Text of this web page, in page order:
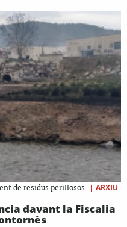
de residus perillosos | ARXIU
davant la Fiscalia